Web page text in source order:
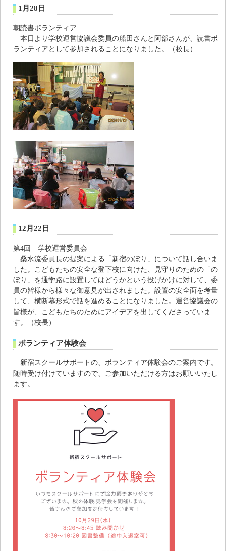
1月28日
朝読書ボランティア
本日より学校運営協議会委員の船田さんと阿部さんが、読書ボ
ランティアとして参加されることになりました。（校長）
12月22日
第4回 学校運営委員会
桑水流委員長の提案による「新宿のぼり」について話し合いま
した。こどもたちの安全な登下校に向けた、見守りのための「の
ぼり」を通学路に設置してはどうかという投げかけに対して、委
員の皆様から様々な御意見が出されました。設置の安全面を考量
して、横断幕形式で話を進めることになりました。運営協議会の
皆様が、こどもたちのためにアイデアを出してくださっていま
す。（校長）
ボランティア体験会
新宿スクールサポートの、ボランティア体験会のご案内です。
随時受け付けていますので、ご参加いただける方はお願いいたし
ます。